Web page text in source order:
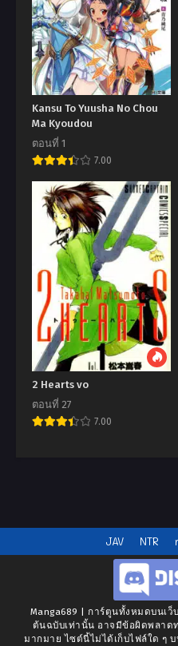
Kansu To Yuusha No Chou
Ma Kyoudou
ตอนที่ 1
7.00
2 Hearts vo
ตอนที่ 27
7.00
JAV NTR
Manga689 | การ์ตูนทั้งหมดบนเว็
ต้นฉบับเท่านั้น อาจมีข้อผิดพลาด
มากมาย ไซต์นี้ไม่ได้เก็บไฟล์ใด ๆ